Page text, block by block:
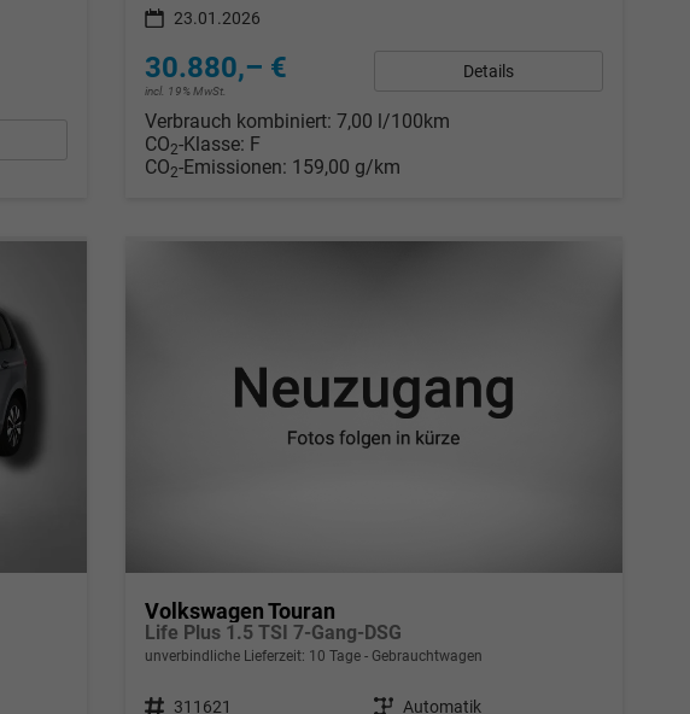
23.01.2026
30.880,– €
incl. 19% MwSt.
Details
Verbrauch kombiniert: 7,00 l/100km
CO2-Klasse: F
CO2-Emissionen: 159,00 g/km
Volkswagen Touran
Life Plus 1.5 TSI 7-Gang-DSG
unverbindliche Lieferzeit: 10 Tage Gebrauchtwagen
Fahrzeugnr. 311621 Getriebe Automatik